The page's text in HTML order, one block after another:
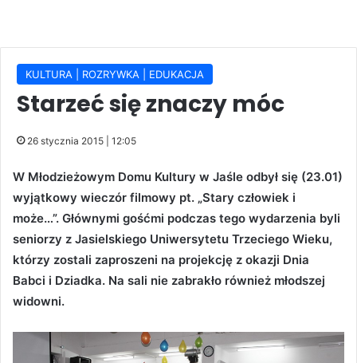
KULTURA | ROZRYWKA | EDUKACJA
Starzeć się znaczy móc
26 stycznia 2015 | 12:05
W Młodzieżowym Domu Kultury w Jaśle odbył się (23.01)
wyjątkowy wieczór filmowy pt. „Stary człowiek i
może…”. Głównymi gośćmi podczas tego wydarzenia byli
seniorzy z Jasielskiego Uniwersytetu Trzeciego Wieku,
którzy zostali zaproszeni na projekcję z okazji Dnia
Babci i Dziadka. Na sali nie zabrakło również młodszej
widowni.